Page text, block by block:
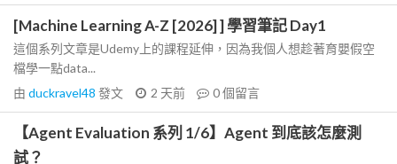
[Machine Learning A-Z [2026] ] 學習筆記 Day1
這個系列文章是Udemy上的課程延伸，因為我個人想趁著育嬰假空
檔學一點data...
由 duckravel48 發文 2 天前 0個留言
【Agent Evaluation 系列 1/6】Agent 到底該怎麼測
試？